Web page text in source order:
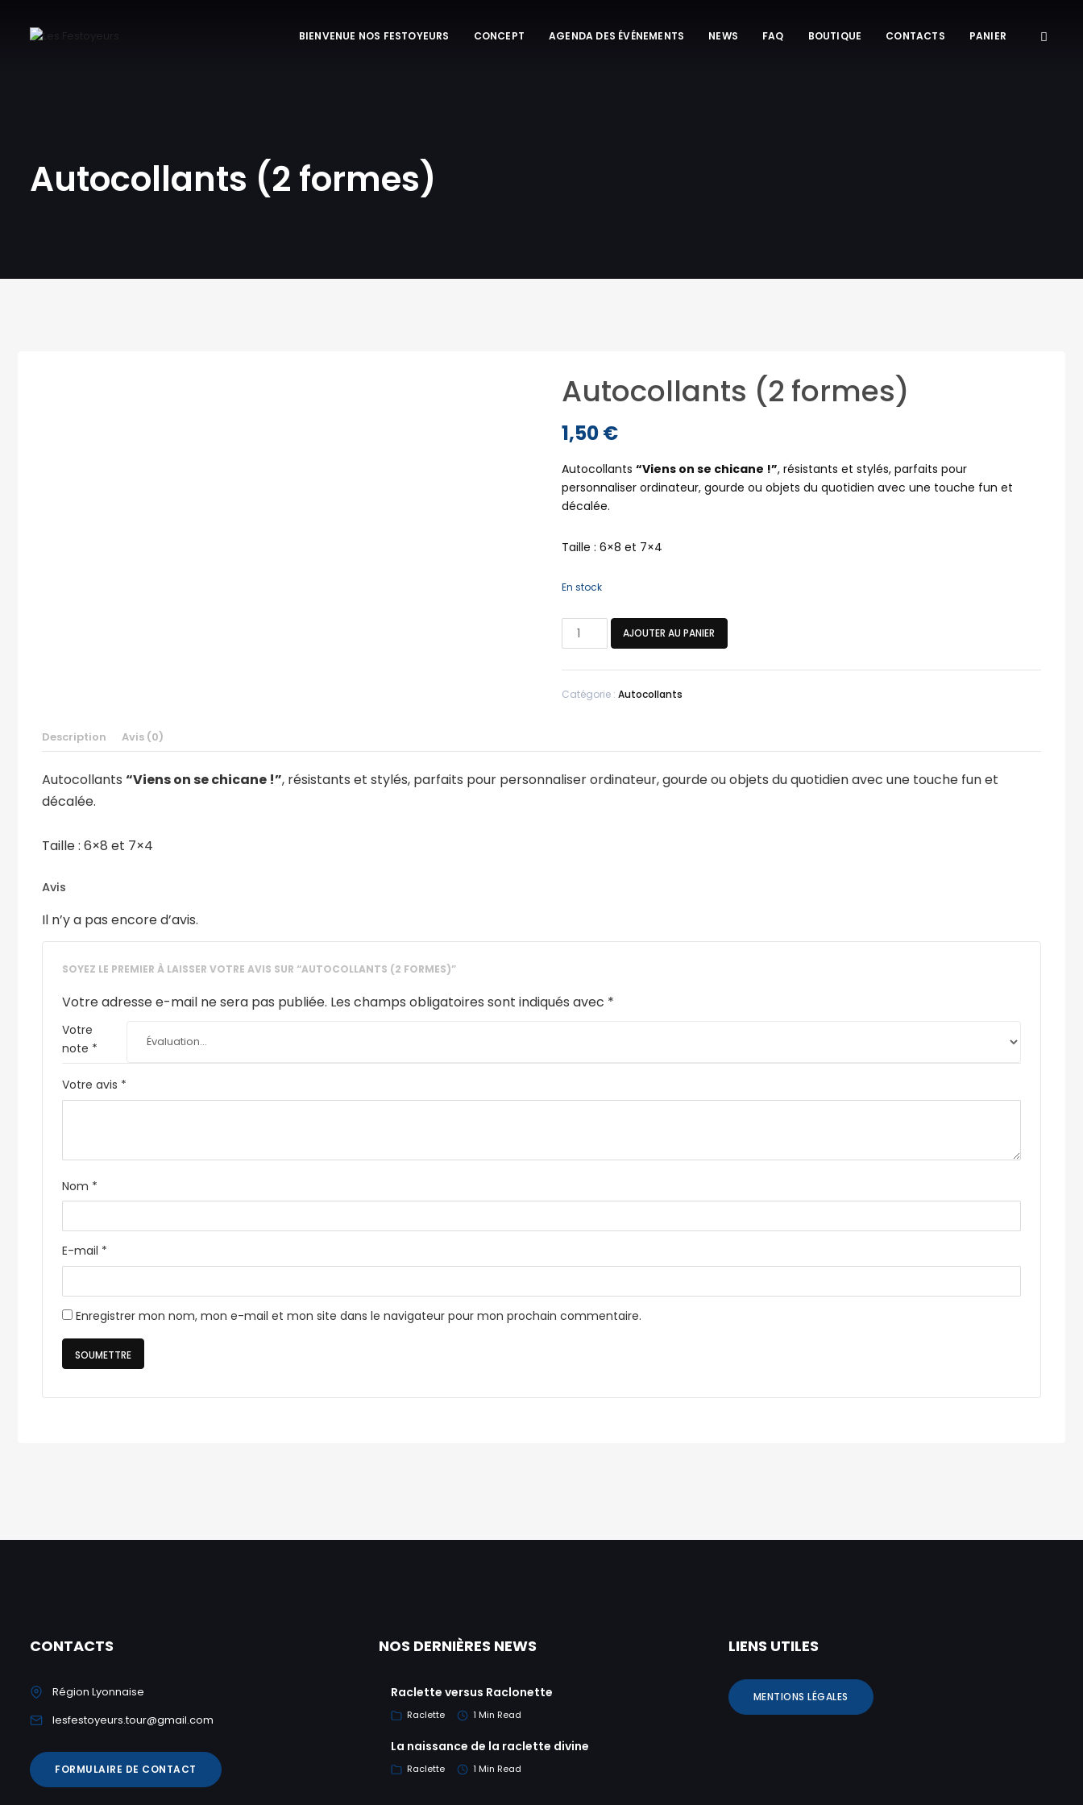
BIENVENUE NOS FESTOYEURS CONCEPT AGENDA DES ÉVÉNEMENTS NEWS FAQ BOUTIQUE CONTACTS PANIER
Autocollants (2 formes)
Autocollants (2 formes)
1,50€
Autocollants “Viens on se chicane !”, résistants et stylés, parfaits pour
personnaliser ordinateur, gourde ou objets du quotidien avec une touche fun et
décalée.
Taille : 6×8 et 7×4
En stock
quantité
formes)
AJOUTER AU PANIER
Catégorie : Autocollants
Description Avis (0)
Autocollants “Viens on se chicane !”, résistants et stylés, parfaits pour personnaliser ordinateur, gourde ou objets du quotidien avec une touche fun et
décalée.
Taille : 6×8 et 7×4
Avis
Il n’y a pas encore d’avis.
SOYEZ LE PREMIER À LAISSER VOTRE AVIS SUR “AUTOCOLLANTS (2 FORMES)”
Votre adresse e-mail ne sera pas publiée. Les champs obligatoires sont indiqués avec *
Votre
note *
Votre avis *
Nom *
E-mail *
Enregistrer mon nom, mon e-mail et mon site dans le navigateur pour mon prochain commentaire.
CONTACTS
Région Lyonnaise
lesfestoyeurs.tour@gmail.com
FORMULAIRE DE CONTACT
NOS DERNIÈRES NEWS
Raclette versus Raclonette
Raclette 1 Min Read
La naissance de la raclette divine
Raclette 1 Min Read
LIENS UTILES
MENTIONS LÉGALES